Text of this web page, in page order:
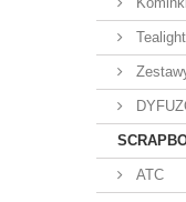
Tealight
ATC